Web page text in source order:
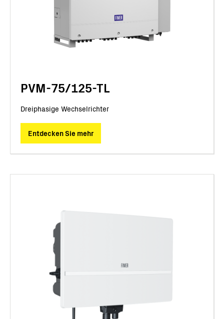
PVM-75/125-TL
Dreiphasige Wechselrichter
Entdecken Sie mehr